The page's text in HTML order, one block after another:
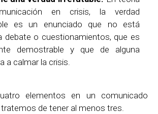
en crisis, la verdad
es un enunciado que no está
debate o cuestionamientos, que es
demostrable y que de alguna
a calmar la crisis.
elementos en un comunicado
tratemos de tener al menos tres.